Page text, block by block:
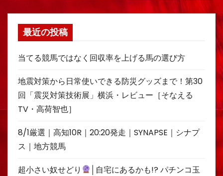
最近の投稿
当てる競馬ではなく回収率を上げる馬の選び方
地震対策から日常使いできる防災グッズまで！第30
回「震災対策技術展」横浜・レビュー［そなえる
TV・高荷智也］
8/1厳選｜高知10R｜20:20発走｜SYNAPSE｜シナプ
ス｜地方競馬
超小さい奴せどり
│自宅にあるかも!? パチンコ玉